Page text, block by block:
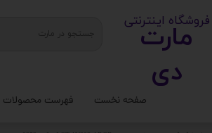
صفحه نخست فهرست محصولات
مارت
دی​​​​​​
​ ​فروشگاه اینترنتی